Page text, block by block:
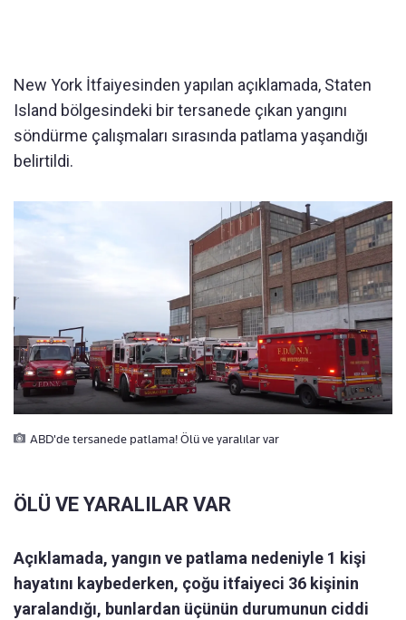
New York İtfaiyesinden yapılan açıklamada, Staten
Island bölgesindeki bir tersanede çıkan yangını
söndürme çalışmaları sırasında patlama yaşandığı
belirtildi.
ABD'de tersanede patlama! Ölü ve yaralılar var
ÖLÜ VE YARALILAR VAR
Açıklamada, yangın ve patlama nedeniyle 1 kişi
hayatını kaybederken, çoğu itfaiyeci 36 kişinin
yaralandığı, bunlardan üçünün durumunun ciddi